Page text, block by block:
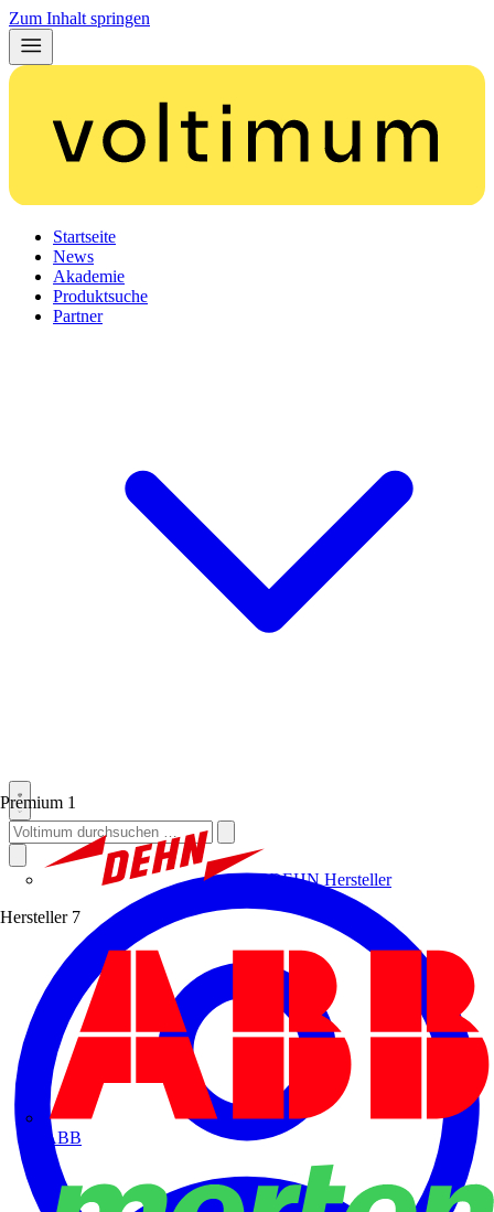
Zum Inhalt springen
Startseite
News
Akademie
Produktsuche
Partner
Premium 1
DEHN Hersteller
Hersteller 7
ABB